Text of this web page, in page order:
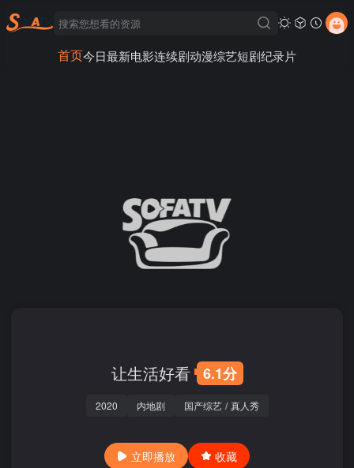
首页今日最新电影连续剧动漫综艺短剧纪录片
让生活好看 6.1分
2020 内地剧 国产综艺 / 真人秀
立即播放 收藏